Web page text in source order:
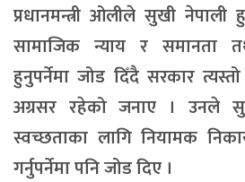
प्रधानमन्त्री ओलीले सुखी
सामाजिक न्याय र समानता
हुनुपर्नेमा जोड दिँदै सरकार
अग्रसर रहेको जनाए । उनले
स्वच्छताका लागि नियामक
गर्नुपर्नेमा पनि जोड दिए ।